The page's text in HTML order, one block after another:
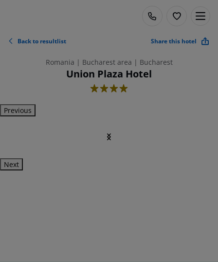
Back to resultlist Share this hotel
Romania | Bucharest area | Bucharest
Union Plaza Hotel
4
Previous
Next